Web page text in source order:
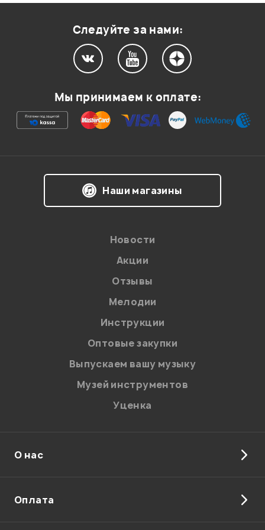
Ваша оценка:
на обработку персональных данных в
Политикой в отношении обработки
персональных данных.
Введите проверочное число:
Отправить
Следуйте за нами:
Мы принимаем к оплате:
Наши магазины
Новости
Акции
Отзывы
Мелодии
Инструкции
Оптовые закупки
Выпускаем вашу музыку
Музей инструментов
Уценка
О нас
Оплата